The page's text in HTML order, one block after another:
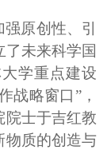
原创性、引
了未来科学国
学重点建设
战略窗口”，
院士于吉红教
物质的创造与